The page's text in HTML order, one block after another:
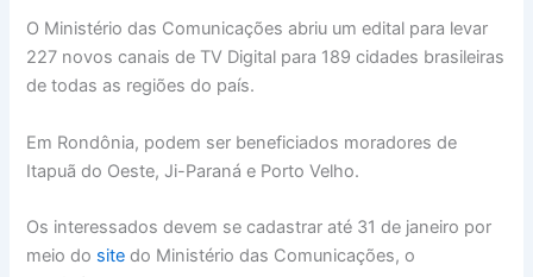
O Ministério das Comunicações abriu um edital para levar
227 novos canais de TV Digital para 189 cidades brasileiras
de todas as regiões do país.
Em Rondônia, podem ser beneficiados moradores de
Itapuã do Oeste, Ji-Paraná e Porto Velho.
Os interessados devem se cadastrar até 31 de janeiro por
meio do sitedo Ministério das Comunicações, o